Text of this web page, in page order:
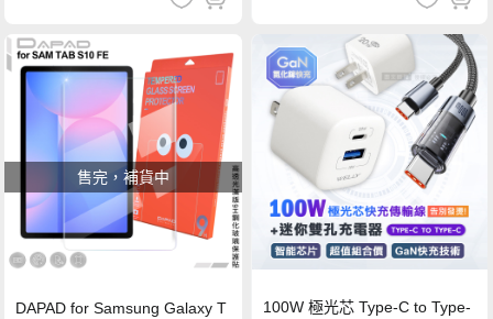
售完，補貨中
DAPAD for Samsung Galaxy T
100W 極光芯 Type-C to Type-